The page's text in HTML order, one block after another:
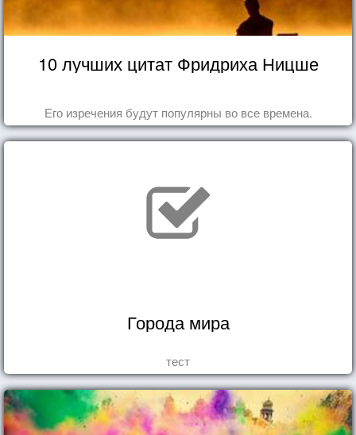
10 лучших цитат Фридриха Ницше
Его изречения будут популярны во все времена.
Города мира
тест